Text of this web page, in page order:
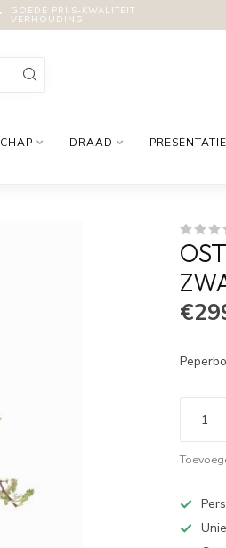
GOEDE PRIJS-KWALITEIT
VERHOUDING
DRAAD PRESENTATIE